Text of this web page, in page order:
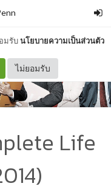
มรับนโยบายความเป็นส่วนตัว
ไม่ยอมรับ
Life